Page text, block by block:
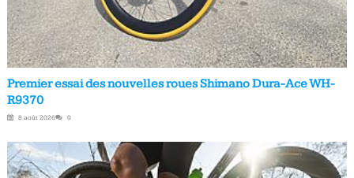
Premier essai des nouvelles roues Shimano Dura-Ace WH-
R9370
8 août 2026 0